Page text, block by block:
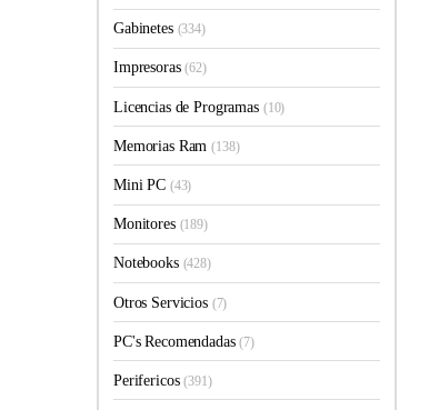
Gabinetes (334)
Impresoras(62)
Licencias de Programas (10)
Memorias Ram(138)
Mini PC (43)
Monitores (189)
Notebooks (428)
Otros Servicios (7)
PC's Recomendadas(7)
Perifericos(391)